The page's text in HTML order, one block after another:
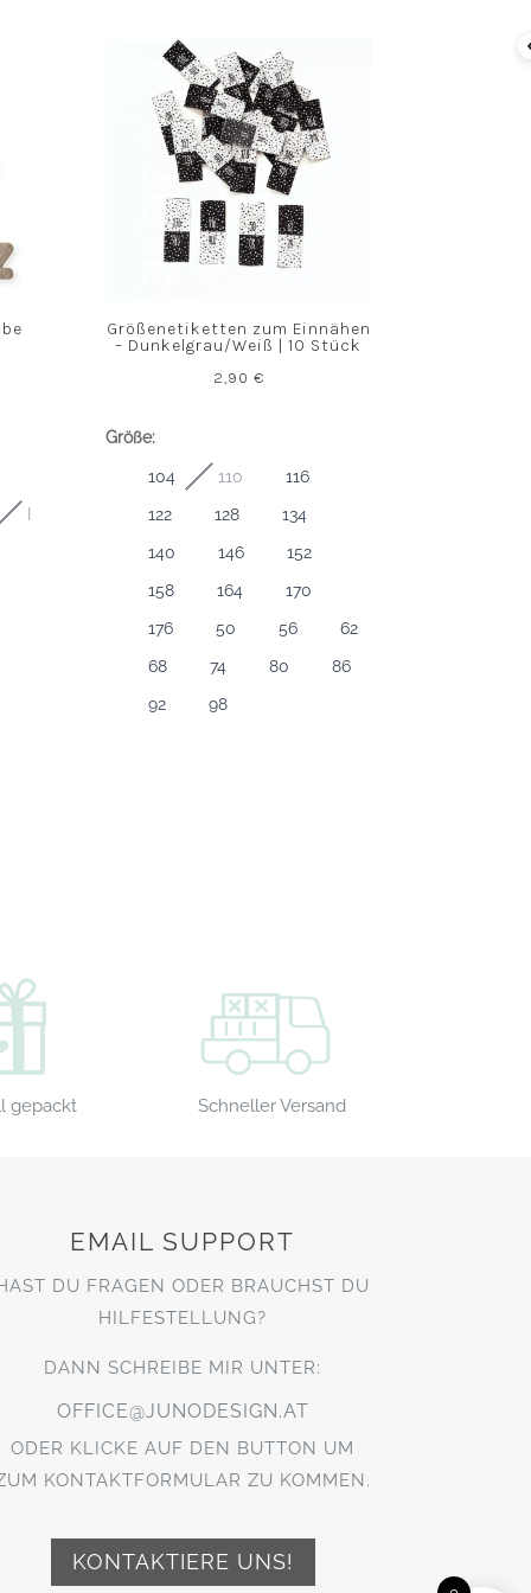
Größenetiketten zum Einnähen
– Dunkelgrau/Weiß | 10 Stück
2,90 €
Größe:
104 110
116
122
128
134
140
146
152
158
164
170
176
50 56
62
68
74 80
86
92
98
gepackt Schneller Versand
EMAIL SUPPORT
DU FRAGEN ODER BRAUCHST DU
HILFESTELLUNG?
DANN SCHREIBE MIR UNTER:
OFFICE@JUNODESIGN.AT
ODER KLICKE AUF DEN BUTTON UM
KONTAKTFORMULAR ZU KOMMEN.
KONTAKTIERE UNS!